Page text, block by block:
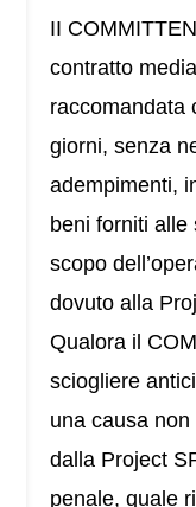
II
contratto
raccomandata
giorni, senza
adempimenti,
beni forniti
scopo
dovuto alla
Qualora il
sciogliere
una causa
dalla Project
penale, quale